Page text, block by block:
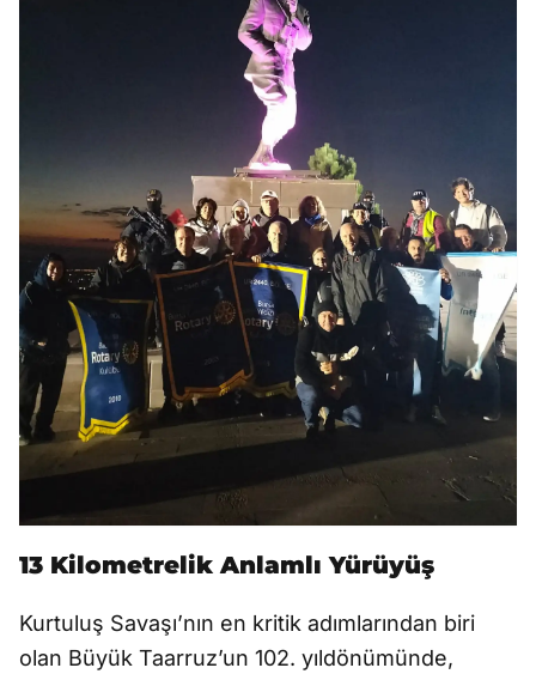
13 Kilometrelik Anlamlı Yürüyüş
Kurtuluş Savaşı’nın en kritik adımlarından biri
olan Büyük Taarruz’un 102. yıldönümünde,